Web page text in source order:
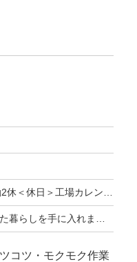
暇あり★有給休暇あり※配属先により休日・勤務形...
すぐに利用可能！→ 敷金・礼金・鍵交換代も...
コツ・モクモク作業